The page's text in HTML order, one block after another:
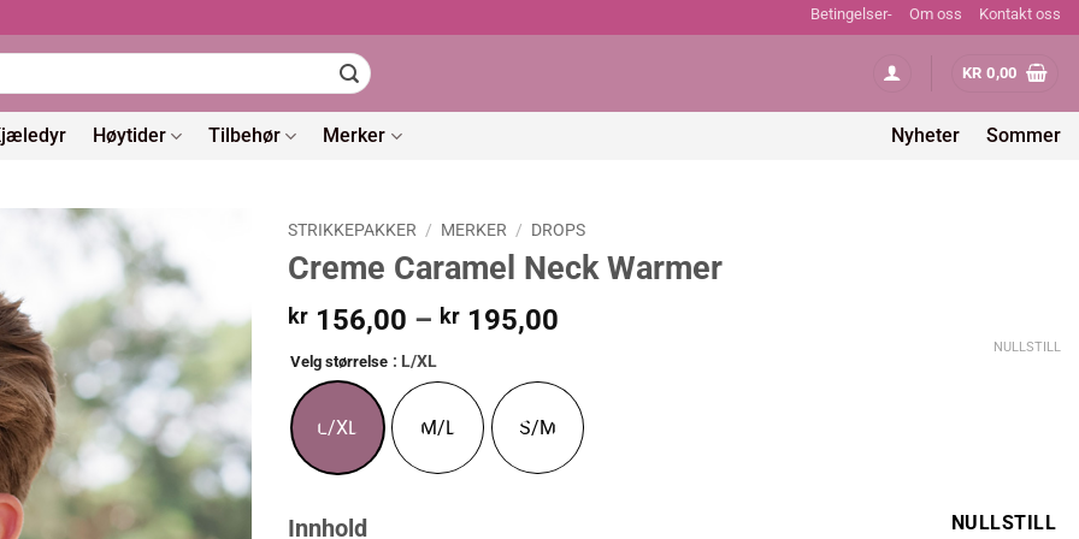
Betingelser- Om oss Kontakt oss
KR 0,00
Høytider Tilbehør Merker Nyheter Sommer
STRIKKEPAKKER / MERKER / DROPS
Creme Caramel Neck Warmer
kr 156,00 – kr 195,00
kr 195,00
Velg størrelse : L/XL
L/XL M/L S/M
NULLSTILL
Innhold NULLSTILL